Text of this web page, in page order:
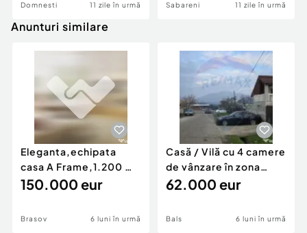
Domnesti 11 zile în urmă Sabareni 11 zile în urmă
Anunturi similare
Eleganta,echipata
casa A Frame,1.200 mp
teren,deschidere Pia
150.000 eur
Brasov 6 luni în urmă
Casă / Vilă cu 4 camere
de vânzare în zona
Periferie
62.000 eur
Bals 6 luni în urmă